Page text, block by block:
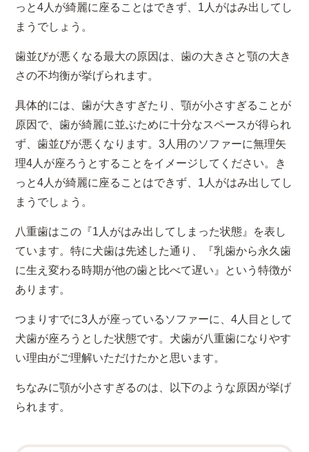
っと4人が綺麗に座ることはできず、1人がはみ出してし
まうでしょう。
歯並びが悪くなる最大の原因は、歯の大きさと顎の大き
さの不均衡が挙げられます。
具体的には、歯が大きすぎたり、顎が小さすぎることが
原因で、歯が綺麗に並ぶために十分なスペースが得られ
ず、歯並びが悪くなります。3人用のソファーに無理矢
理4人が座ろうとすることをイメージしてください。き
っと4人が綺麗に座ることはできず、1人がはみ出してし
まうでしょう。
八重歯はこの『1人がはみ出してしまった状態』を表し
ています。特に犬歯は先述した通り、『乳歯から永久歯
に生え変わる時期が他の歯と比べて遅い』という特徴が
あります。
つまりすでに3人が座っているソファーに、4人目として
犬歯が座ろうとした状態です。犬歯が八重歯になりやす
い理由がご理解いただけたかと思います。
ちなみに顎が小さすぎるのは、以下のような原因が挙げ
られます。